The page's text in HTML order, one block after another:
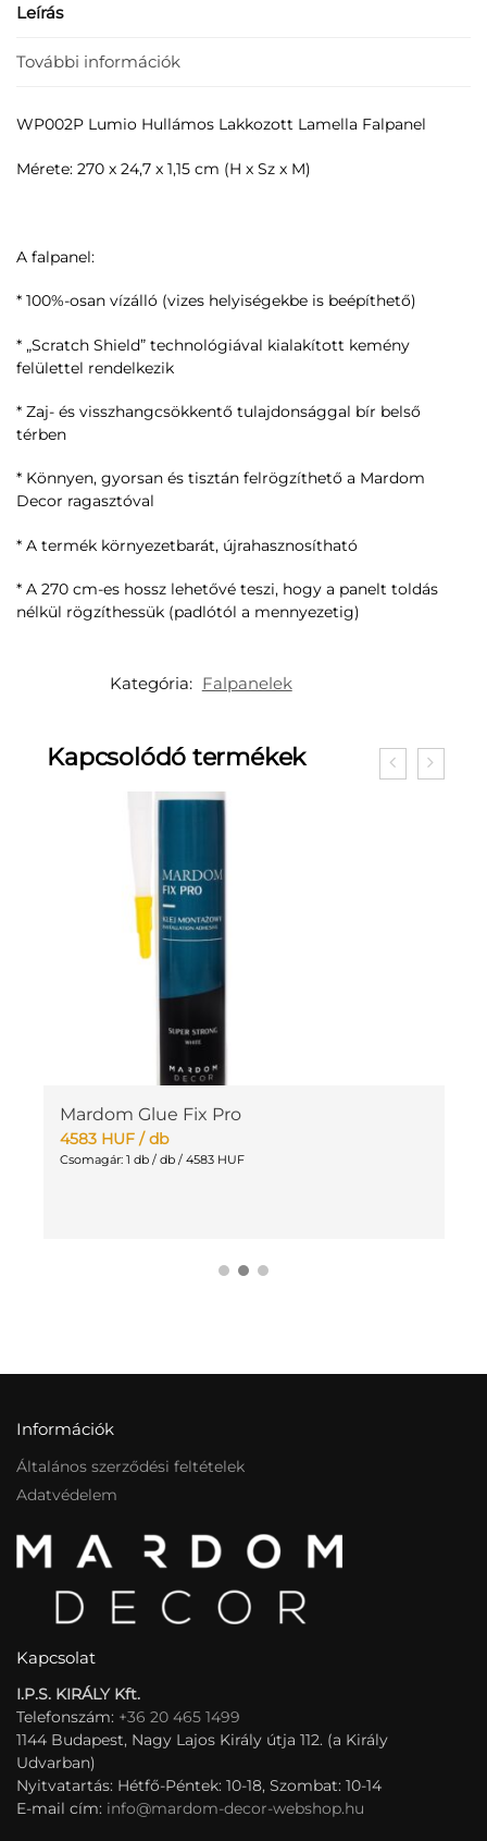
Leírás
További információk
WP002P Lumio Hullámos Lakkozott Lamella Falpanel
Mérete: 270 x 24,7 x 1,15 cm (H x Sz x M)
A falpanel:
* 100%-osan vízálló (vizes helyiségekbe is beépíthető)
* „Scratch Shield” technológiával kialakított kemény
felülettel rendelkezik
* Zaj- és visszhangcsökkentő tulajdonsággal bír belső
térben
* Könnyen, gyorsan és tisztán felrögzíthető a Mardom
Decor ragasztóval
* A termék környezetbarát, újrahasznosítható
* A 270 cm-es hossz lehetővé teszi, hogy a panelt toldás
nélkül rögzíthessük (padlótól a mennyezetig)
Kategória: Falpanelek
Kapcsolódó termékek
Mardom Glue Fix Pro
4583 HUF/ db
Csomagár: 1 db / db / 4583 HUF
Információk
Általános szerződési feltételek
Adatvédelem
Kapcsolat
I.P.S. KIRÁLY Kft.
Telefonszám: +36 20 465 1499
1144 Budapest, Nagy Lajos Király útja 112. (a Király
Udvarban)
Nyitvatartás: Hétfő-Péntek: 10-18, Szombat: 10-14
E-mail cím: info@mardom-decor-webshop.hu